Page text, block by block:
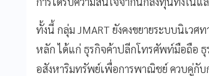
ทั้งนี้ กลุ่ม JMART ยังคงขยายระบบนิเวศ
หลัก ได้แก่ ธุรกิจค้าปลีกโทรศัพท์มือถือ
อสังหาริมทรัพย์เพื่อการพาณิชย์ ควบคู่กั